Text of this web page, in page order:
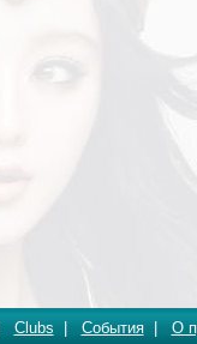
Clubs События| О